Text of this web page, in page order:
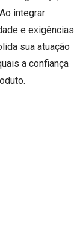
integrar
e exigências
sua atuação
a confiança